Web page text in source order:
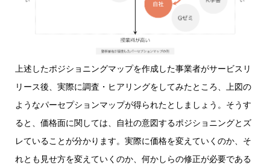
上述したポジショニングマップを作成した事業者がサービスリ
リース後、実際に調査・ヒアリングをしてみたところ、上図の
ようなパーセプションマップが得られたとしましょう。そうす
ると、価格面に関しては、自社の意図するポジショニングとズ
レていることが分かります。実際に価格を変えていくのか、そ
れとも見せ方を変えていくのか、何かしらの修正が必要である